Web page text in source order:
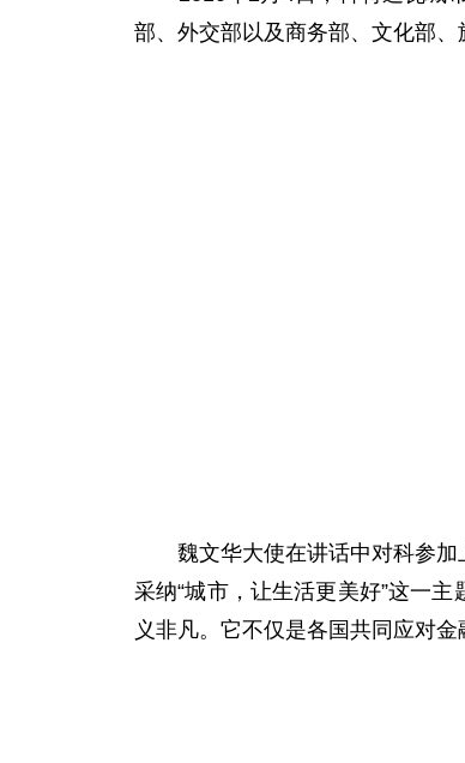
部、外交部以及商务部、文化部、
魏文华大使在讲话中对科参加
采纳“城市，让生活更美好”这一
义非凡。它不仅是各国共同应对